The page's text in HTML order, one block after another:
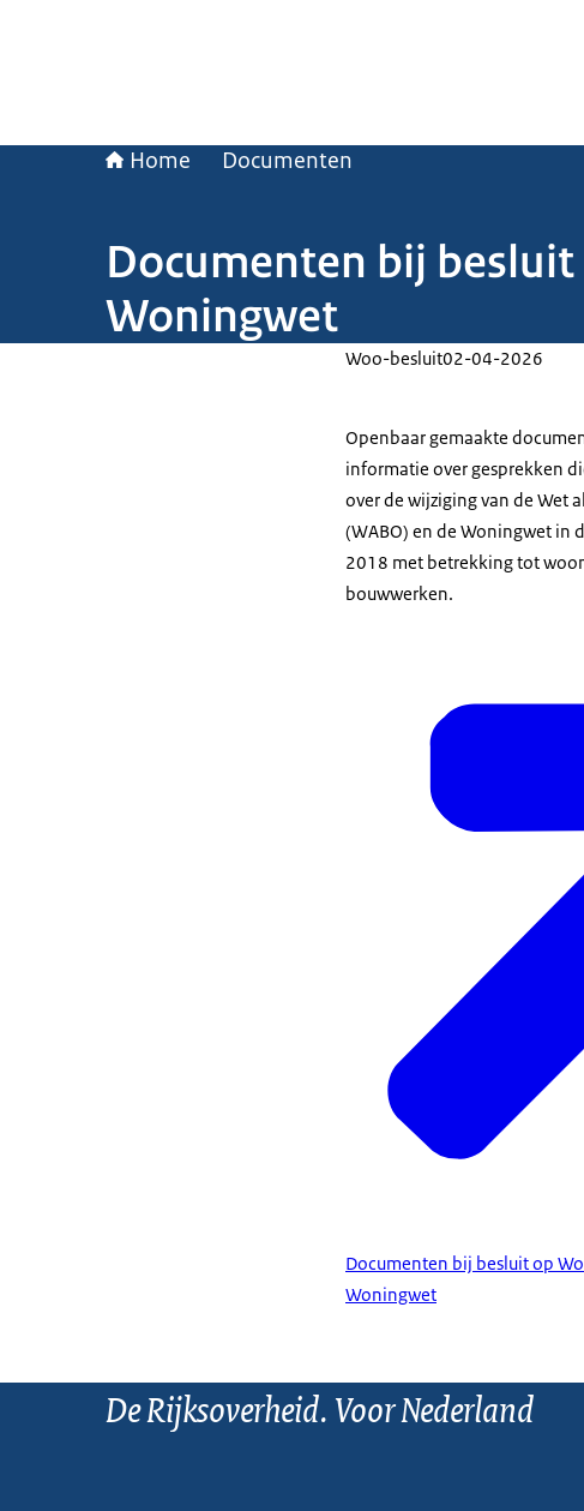
Home Documenten
Documenten bij
Woningwet
Woo-besluit02-04-2026
Openbaar gemaakte
informatie over gesprekken
over de wijziging van de Wet
(WABO) en de Woningwet in
2018 met betrekking tot
bouwwerken.
Documenten bij besluit op
Woningwet
De Rijksoverheid. Voor Nederland